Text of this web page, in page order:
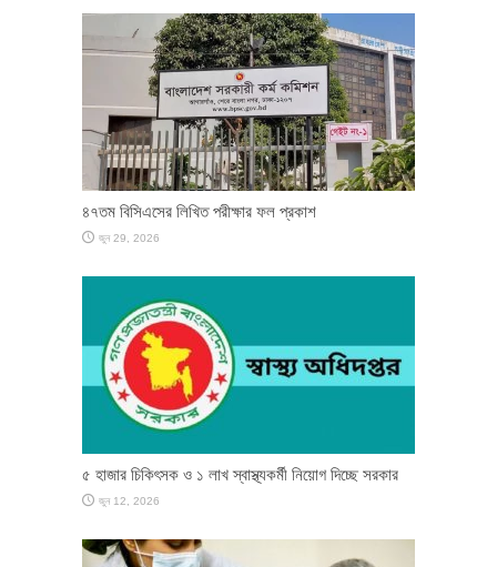
৪৭তম বিসিএসের লিখিত পরীক্ষার ফল প্রকাশ
জুন 29, 2026
৫ হাজার চিকিৎসক ও ১ লাখ স্বাস্থ্যকর্মী নিয়োগ দিচ্ছে সরকার
জুন 12, 2026